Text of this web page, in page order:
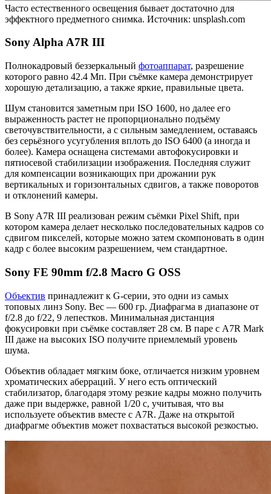
Часто естественного освещения бывает достаточно для
эффектного предметного снимка. Источник: unsplash.com
Sony Alpha A7R III
Полнокадровый беззеркальный фотоаппарат, разрешение
которого равно 42.4 Мп. При съёмке камера демонстрирует
хорошую детализацию, а также яркие, правильные цвета.
Шум становится заметным при ISO 1600, но далее его
выраженность растет не пропорционально подъёму
светочувствительности, а с сильным замедлением, оставаясь
без серьёзного усугубления вплоть до ISO 6400 (а иногда и
более). Камера оснащена системами автофокусировки и
пятиосевой стабилизации изображения. Последняя служит
для компенсации возникающих при дрожании рук
вертикальных и горизонтальных сдвигов, а также поворотов
и отклонений камеры.
В Sony A7R III реализован режим съёмки Pixel Shift, при
котором камера делает несколько последовательных кадров со
сдвигом пикселей, которые можно затем скомпоновать в один
кадр с более высоким разрешением, чем стандартное.
Sony FE 90mm f/2.8 Macro G OSS
Объектив принадлежит к G-серии, это одни из самых
топовых линз Sony. Вес — 600 гр. Диафрагма в диапазоне от
f/2.8 до f/22, 9 лепестков. Минимальная дистанция
фокусировки при съёмке составляет 28 см. В паре с A7R Mark
III даже на высоких ISO получите приемлемый уровень
шума.
Объектив обладает мягким боке, отличается низким уровнем
хроматических аберраций. У него есть оптический
стабилизатор, благодаря этому резкие кадры можно получить
даже при выдержке, равной 1/20 с, учитывая, что вы
используете объектив вместе с A7R. Даже на открытой
диафрагме объектив может похвастаться высокой резкостью.